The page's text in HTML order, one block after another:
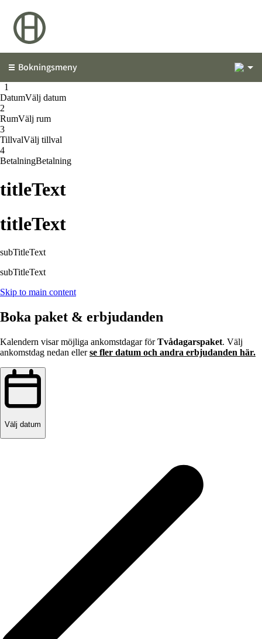
Bokningsmeny
1
DatumVälj datum
2
RumVälj rum
3
TillvalVälj tillval
4
BetalningBetalning
titleText
titleText
subTitleText
subTitleText
Skip to main content
Boka paket & erbjudanden
Kalendern visar möjliga ankomstdagar förTvådagarspaket. Välj
ankomstdag nedan ellerse fler datum och andra erbjudanden här.
Välj datum